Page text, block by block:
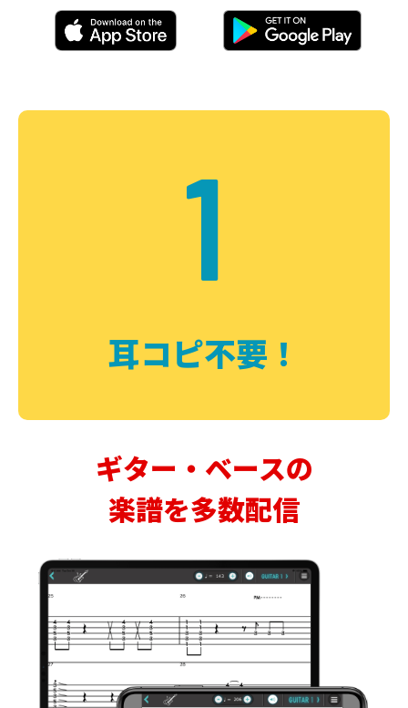
1
耳コピ不要！
ギター・ベースの
楽譜を多数配信